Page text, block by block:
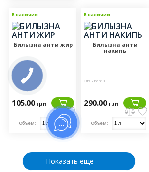
В наличии
Билызна анти жир
Отзывов: 0
105.00 грн
Объем:
В наличии
Билызна анти
накипь
Отзывов: 0
290.00 грн
Объем:
Показать еще